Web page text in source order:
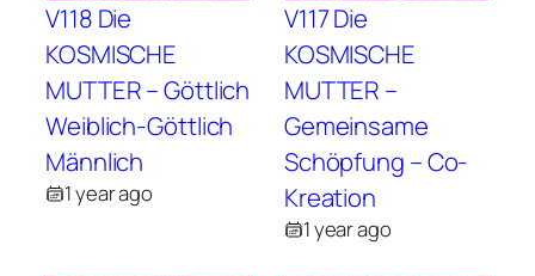
V118 Die
KOSMISCHE
MUTTER – Göttlich
Weiblich-Göttlich
Männlich
1 year ago
V117 Die
KOSMISCHE
MUTTER –
Gemeinsame
Schöpfung – Co-
Kreation
1 year ago